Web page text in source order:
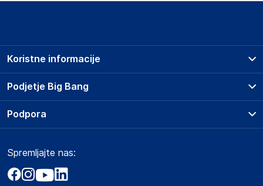
Podjetje Big Bang
O podjetju
Obvestila za javnost
Akt o digitalnih storitvah
Koristne informacije
Prodajna mesta
Storitve
Dostava, vnos in odvoz
Načini plačila
Zavarovanje izdelkov
Podpora
Marketplace
Kako oddati naročilo?
Spremljajte nas: